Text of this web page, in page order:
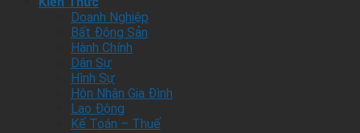
Doanh Nghiệp
Bất Động Sản
Hành Chính
Dân Sự
Hình Sự
Hôn Nhân Gia Đình
Lao Động
Kế Toán – Thuế